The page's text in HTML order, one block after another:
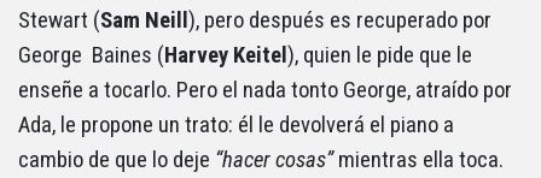
Stewart (Sam Neill ), pero después es recuperado por
George Baines (Harvey Keitel ), quien le pide que le
enseñe a tocarlo. Pero el nada tonto George, atraído por
Ada, le propone un trato: él le devolverá el piano a
cambio de que lo deje “hacer cosas”mientras ella toca.